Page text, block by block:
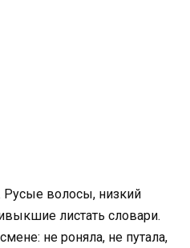
Русые волосы, низкий
листать словари.
не роняла, не путала,